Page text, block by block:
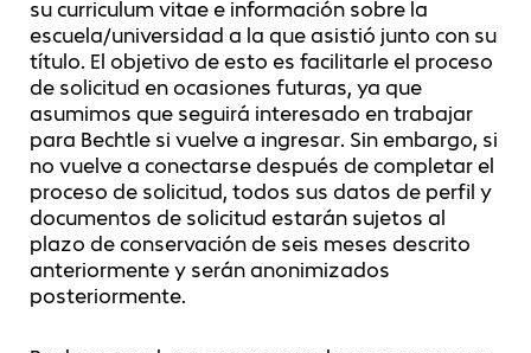
su curriculum vitae e información sobre la
escuela/universidad a la que asistió junto con su
título. El objetivo de esto es facilitarle el proceso
de solicitud en ocasiones futuras, ya que
asumimos que seguirá interesado en trabajar
para Bechtle si vuelve a ingresar. Sin embargo, si
no vuelve a conectarse después de completar el
proceso de solicitud, todos sus datos de perfil y
documentos de solicitud estarán sujetos al
plazo de conservación de seis meses descrito
anteriormente y serán anonimizados
posteriormente.